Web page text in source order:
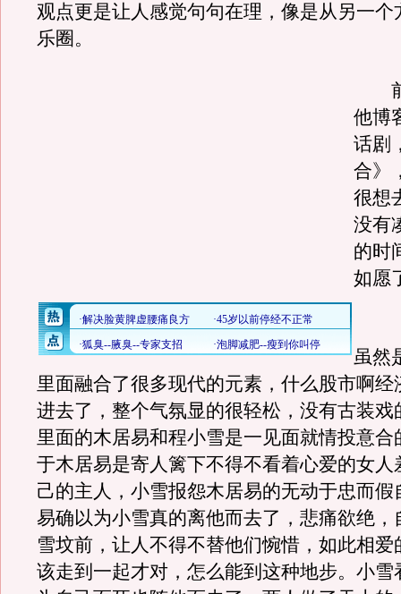
观点更是让人感觉句句在理，像是从另一个
乐圈。
前
他博
话剧
合》
很想
没有
的时
如愿
虽然
里面融合了很多现代的元素，什么股市啊经
进去了，整个气氛显的很轻松，没有古装戏
里面的木居易和程小雪是一见面就情投意合
于木居易是寄人篱下不得不看着心爱的女人
己的主人，小雪报怨木居易的无动于忠而假
易确以为小雪真的离他而去了，悲痛欲绝，
雪坟前，让人不得不替他们惋惜，如此相爱
该走到一起才对，怎么能到这种地步。小雪